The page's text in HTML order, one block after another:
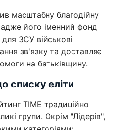
масштабну благодійну
адже його іменний фонд
ЗСУ військові
зв'язку та доставляє
на батьківщину.
списку еліти
TIME традиційно
групи. Окрім "Лідерів",